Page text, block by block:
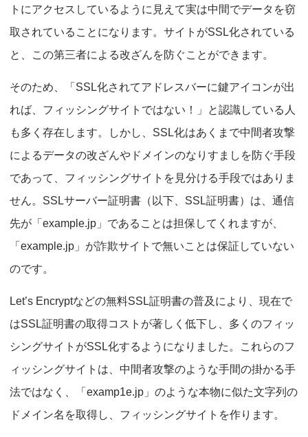
トにアクセスしているように見えて実は中間でデータを窃
取されていることになります。サイトがSSL化されている
と、この第三者による改ざんを防ぐことができます。
そのため、「SSL化されてアドレスバーに鍵アイコンが出
れば、フィッシングサイトではない！」と認識している人
も多く存在します。しかし、SSL化はあくまで中間者攻撃
によるデータの改ざんやドメインのなりすましを防ぐ手段
であって、フィッシングサイトを見分ける手段ではありま
せん。SSLサーバー証明書（以下、SSL証明書）は、通信
先が「example.jp」であることは担保してくれますが、
「example.jp」が詐欺サイトで無いことは保証していない
のです。
Let’s Encryptなどの無料SSL証明書の普及により、現在で
はSSL証明書の取得コストが著しく低下し、多くのフィッ
シングサイトがSSL化するようになりました。これらのフ
ィッシングサイトは、中間者攻撃のような手間の掛かる手
法ではなく、「examp1e.jp」のような本物に似た文字列の
ドメイン名を取得し、フィッシングサイトを作ります。